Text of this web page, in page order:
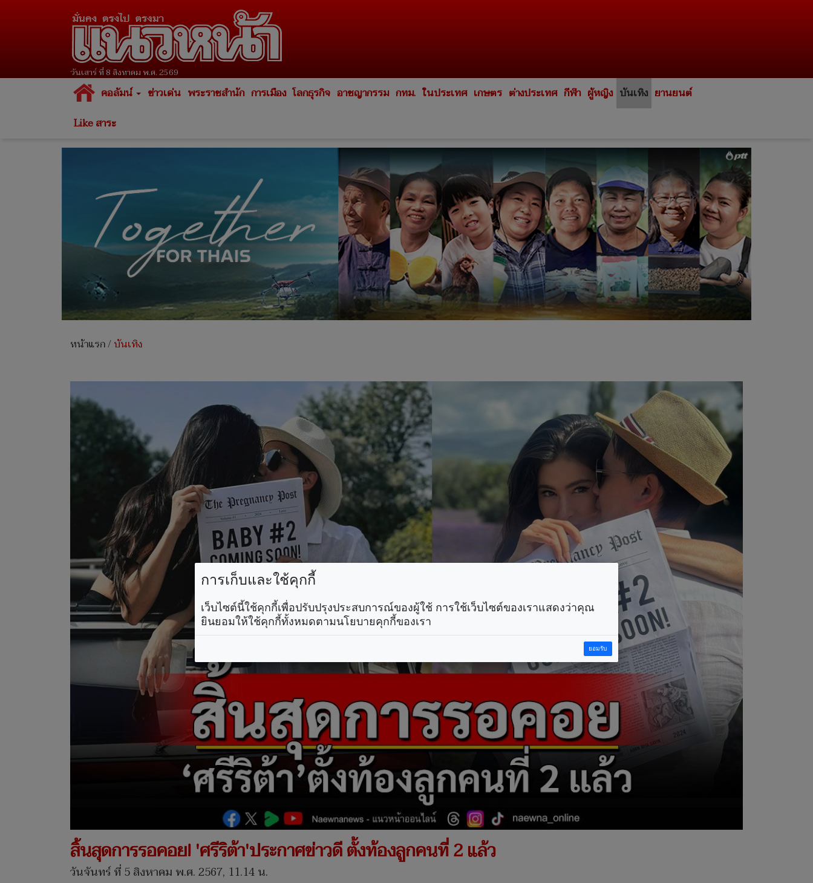
วันเสาร์ ที่ 8 สิงหาคม พ.ศ. 2569
คอลัมน์ ข่าวเด่น พระราชสำนัก การเมือง โลกธุรกิจ อาชญากรรม กทม. ในประเทศ เกษตร ต่างประเทศ กีฬา ผู้หญิง บันเทิง ยานยนต์
Like สาระ
หน้าแรก/บันเทิง
สิ้นสุดการรอคอย! 'ศรีริต้า'ประกาศข่าวดี ตั้งท้องลูกคนที่ 2 แล้ว
วันจันทร์ ที่ 5 สิงหาคม พ.ศ. 2567, 11.14 น.
การเก็บและใช้คุกกี้
เว็บไซต์นี้ใช้คุกกี้เพื่อปรับปรุงประสบการณ์ของผู้ใช้ การใช้เว็บไซต์ของเราแสดงว่าคุณ
ยินยอมให้ใช้คุกกี้ทั้งหมดตามนโยบายคุกกี้ของเรา
ยอมรับ